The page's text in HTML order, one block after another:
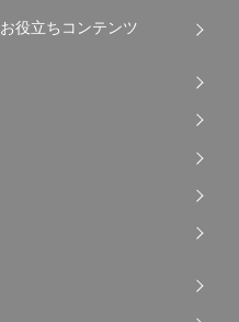
お役立ちコンテンツ